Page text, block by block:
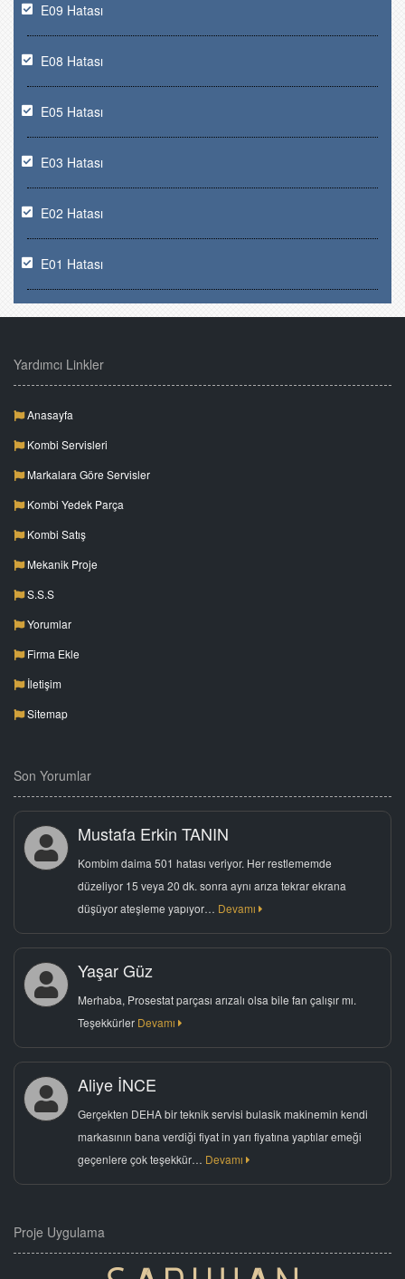
E09 Hatası
E08 Hatası
E05 Hatası
E03 Hatası
E02 Hatası
E01 Hatası
Yardımcı Linkler
Anasayfa
Kombi Servisleri
Markalara Göre Servisler
Kombi Yedek Parça
Kombi Satış
Mekanik Proje
S.S.S
Yorumlar
Firma Ekle
İletişim
Sitemap
Son Yorumlar
Mustafa Erkin TANIN
Kombim daima 501 hatası veriyor. Her restlememde
düzeliyor 15 veya 20 dk. sonra aynı arıza tekrar ekrana
düşüyor ateşleme yapıyor… Devamı
Yaşar Güz
Merhaba, Prosestat parçası arızalı olsa bile fan çalışır mı.
Teşekkürler Devamı
Aliye İNCE
Gerçekten DEHA bir teknik servisi bulasik makinemin kendi
markasının bana verdiği fiyat in yarı fiyatına yaptılar emeği
geçenlere çok teşekkür… Devamı
Proje Uygulama